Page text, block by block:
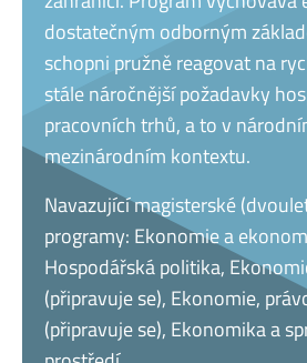
dostatečným odborným
schopni pružně reagovat na
stále náročnější požadavky
pracovních trhů, a to v
mezinárodním kontextu.
Navazující magisterské
programy: Ekonomie a
Hospodářská politika,
(připravuje se), Ekonomie,
(připravuje se), Ekonomika a